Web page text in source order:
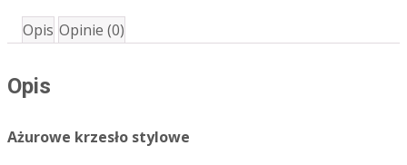
Opis Opinie (0)
Opis
Ażurowe krzesło stylowe